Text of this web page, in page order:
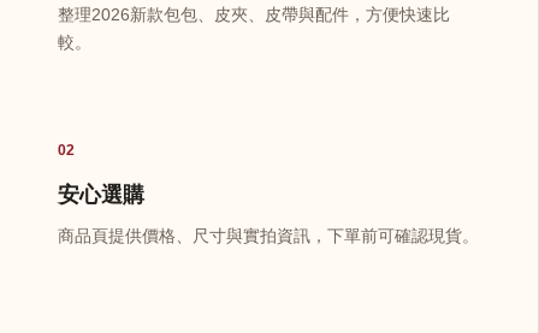
整理2026新款包包、皮夾、皮帶與配件，方便快速比
較。
02
安心選購
商品頁提供價格、尺寸與實拍資訊，下單前可確認現貨。